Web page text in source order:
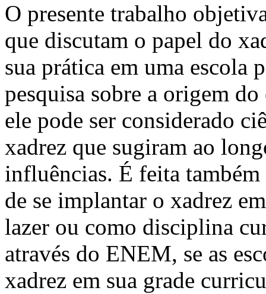
O presente trabalho
que discutam o papel do
sua prática em uma escola
pesquisa sobre a origem
ele pode ser considerado
xadrez que sugiram ao
influências. É feita
de se implantar o xadrez
lazer ou como disciplina
através do ENEM, se as
xadrez em sua grade